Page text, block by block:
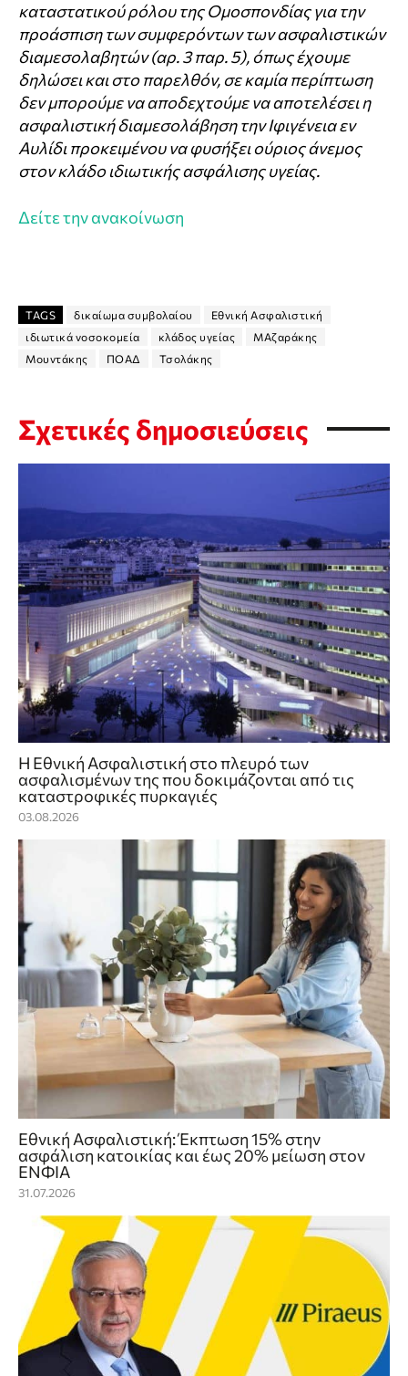
καταστατικού ρόλουτης Ομοσπονδίας για την
προάσπιση των συμφερόντων των ασφαλιστικών
διαμεσολαβητών (αρ. 3παρ. 5), όπως έχουμε
δηλώσει και στο παρελθόν, σε καμία περίπτωση
δεν μπορούμε να αποδεχτούμε νααποτελέσει η
ασφαλιστική διαμεσολάβηση την Ιφιγένεια εν
Αυλίδι προκειμένου να φυσήξει ούριοςάνεμος
στον κλάδο ιδιωτικής ασφάλισης υγείας.
Δείτε την ανακοίνωση
TAGS δικαίωμα συμβολαίου
Εθνική Ασφαλιστική
ιδιωτικά νοσοκομεία
κλάδος υγείας
ΜΑζαράκης
Μουντάκης
ΠΟΑΔ Τσολάκης
Σχετικές δημοσιεύσεις
Η Εθνική Ασφαλιστική στο πλευρό των
ασφαλισμένων της που δοκιμάζονται από τις
καταστροφικές πυρκαγιές
03.08.2026
Εθνική Ασφαλιστική: Έκπτωση 15% στην
ασφάλιση κατοικίας και έως 20% μείωση στον
ΕΝΦΙΑ
31.07.2026